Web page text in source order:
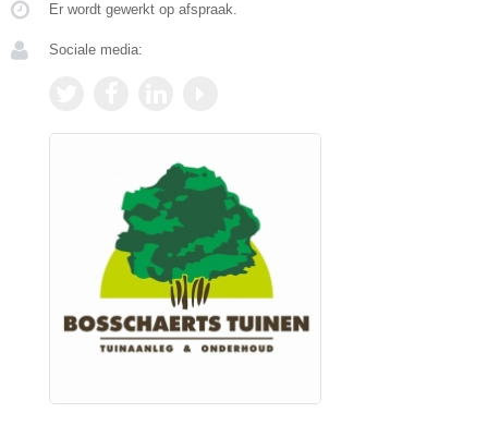
Er wordt gewerkt op afspraak.
Sociale media: